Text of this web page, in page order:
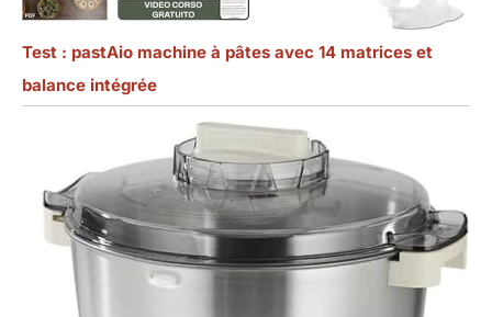
Test : pastAio machine à pâtes avec 14 matrices et
balance intégrée